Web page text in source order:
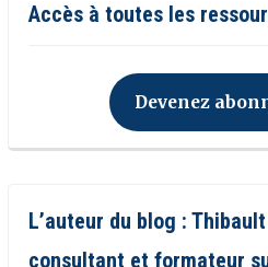
Accès à toutes les
Devenez
L’auteur du blog :
consultant et formateur